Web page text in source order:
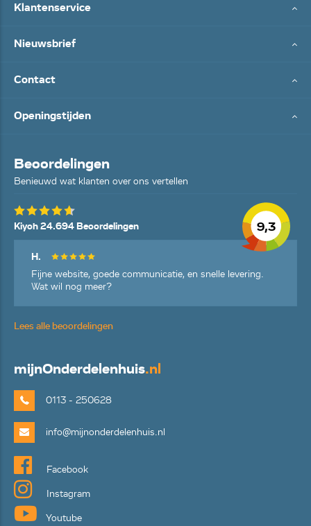
Klantenservice
Nieuwsbrief
Contact
Openingstijden
Beoordelingen
Benieuwd wat klanten over ons vertellen
9,3
Kiyoh 24.694 Beoordelingen
H.
Fijne website, goede communicatie, en snelle levering.
Wat wil nog meer?
Lees alle beoordelingen
mijnOnderdelenhuis.nl
0113 - 250628
info@mijnonderdelenhuis.nl
Facebook
Instagram
Youtube